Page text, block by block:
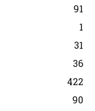
91
1
31
36
422
90